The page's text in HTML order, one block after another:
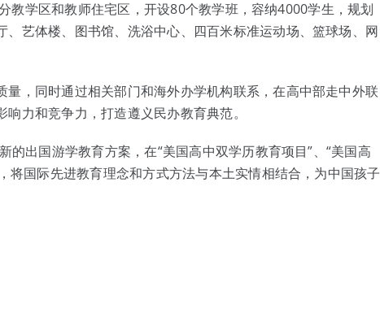
学区和教师住宅区，开设80个教学班，容纳4000学生，规划
艺体楼、图书馆、洗浴中心、四百米标准运动场、篮球场、网
，同时通过相关部门和海外办学机构联系，在高中部走中外联
力和竞争力，打造遵义民办教育典范。
出国游学教育方案，在“美国高中双学历教育项目”、“美国高
将国际先进教育理念和方式方法与本土实情相结合，为中国孩子